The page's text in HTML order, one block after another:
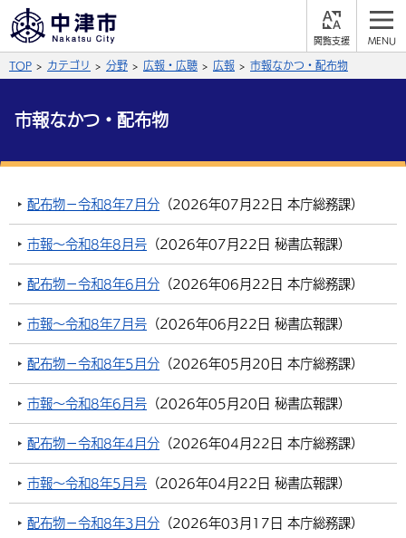
覧
支
黒 青 白
文字の大きさ
言語を選択
英語（English） 中国語（簡体字）
中国語（繁体字） 韓国語（한국어）
組織案内
サイト内検索
総合メニュー
くらしの情報
税金 住宅・インフラ
環境・衛生 生涯学習・スポーツ・人権
選挙 外国人の方向け情報
事業者の方へ
都市整備
子育て・教育
相談・支援・情報 計画・施策
観光・移住
買う・おみやげ 四季のイベント・祭り
市政情報
TOP カテゴリ 分野 広報・広聴 広報 市報なかつ・配布物
市報なかつ・配布物
配布物－令和8年7月分 （2026年07月22日 本庁総務課）
市報～令和8年8月号 （2026年07月22日 秘書広報課）
配布物－令和8年6月分 （2026年06月22日 本庁総務課）
市報～令和8年7月号 （2026年06月22日 秘書広報課）
配布物－令和8年5月分 （2026年05月20日 本庁総務課）
市報～令和8年6月号 （2026年05月20日 秘書広報課）
配布物－令和8年4月分 （2026年04月22日 本庁総務課）
市報～令和8年5月号 （2026年04月22日 秘書広報課）
配布物－令和8年3月分 （2026年03月17日 本庁総務課）